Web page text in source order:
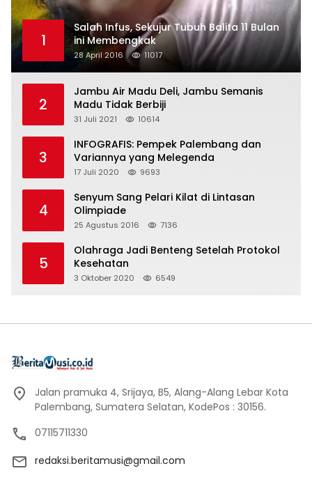
1
Salah Infus, Sekujur Tubuh Balita 11 Bulan
ini Membengkak
28 April 2016 11017
2
Jambu Air Madu Deli, Jambu Semanis
Madu Tidak Berbiji
31 Juli 2021 10614
3
INFOGRAFIS: Pempek Palembang dan
Variannya yang Melegenda
17 Juli 2020 9693
4
Senyum Sang Pelari Kilat di Lintasan
Olimpiade
25 Agustus 2016 7136
5
Olahraga Jadi Benteng Setelah Protokol
Kesehatan
3 Oktober 2020 6549
Jalan pramuka 4, Srijaya, B5, Alang-Alang Lebar Kota
Palembang, Sumatera Selatan, KodePos : 30156.
07115711330
redaksi.beritamusi@gmail.com